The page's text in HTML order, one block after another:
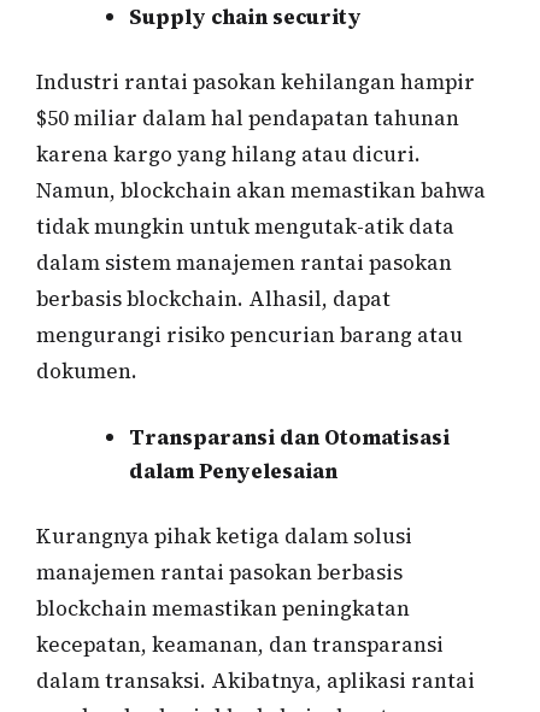
Supply chain security
Industri rantai pasokan kehilangan hampir
$50 miliar dalam hal pendapatan tahunan
karena kargo yang hilang atau dicuri.
Namun, blockchain akan memastikan bahwa
tidak mungkin untuk mengutak-atik data
dalam sistem manajemen rantai pasokan
berbasis blockchain. Alhasil, dapat
mengurangi risiko pencurian barang atau
dokumen.
Transparansi dan Otomatisasi
dalam Penyelesaian
Kurangnya pihak ketiga dalam solusi
manajemen rantai pasokan berbasis
blockchain memastikan peningkatan
kecepatan, keamanan, dan transparansi
dalam transaksi. Akibatnya, aplikasi rantai